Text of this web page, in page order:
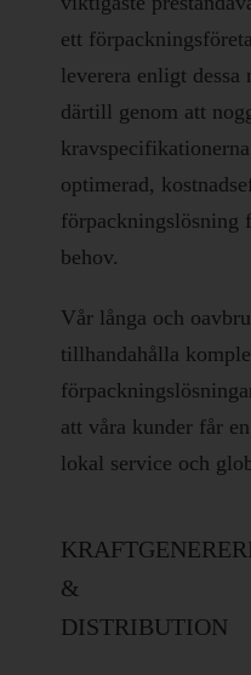
ett
leverera enligt
därtill genom att
optimerad,
förpackningslösning
behov.
Vår långa och
tillhandahålla
att våra kunder får
lokal service och
&
DISTRIBUTION